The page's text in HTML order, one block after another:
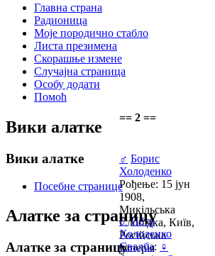
== 2 ==
♂ Борис
Холоденко
Рођење: 15 јун
1908,
Микільська
Слобідка, Київ,
Російська
Імперія
♂ Пётр
Холоденко
Свадба: ♀
Главна страна
Радионица
Моје породично стабло
Листа презимена
Скорашње измене
Случајна страница
Особу додати
Помоћ
Вики алатке
Вики алатке
Посебне странице
Алатке за страницу
Алатке за страницу